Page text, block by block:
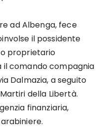
ad Albenga, fece
il possidente
proprietario
il comando compagnia
Dalmazia, a seguito
della Libertà.
finanziaria,